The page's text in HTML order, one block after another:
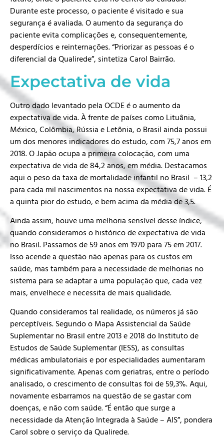
Durante este processo, o paciente é visitado e sua
segurança é avaliada. O aumento da segurança do
paciente evita complicações e, consequentemente,
desperdícios e reinternações. “Priorizar as pessoas é o
diferencial da Qualirede”, sintetiza Carol Bairrão.
Expectativa de vida
Outro dado levantado pela OCDE é o aumento da
expectativa de vida. À frente de países como Lituânia,
México, Colômbia, Rússia e Letônia, o Brasil ainda possui
um dos menores indicadores do estudo, com 75,7 anos em
2018. O Japão ocupa a primeira colocação, com uma
expectativa de vida de 84,2 anos, em média. Destacamos
aqui o peso da taxa de mortalidadeinfantil no Brasil – 13,2
para cada mil nascimentos na nossa expectativa de vida. É
a quinta pior do estudo, e bem acima da média de 3,5.
Ainda assim, houve uma melhoria sensível desse índice,
quando consideramos o histórico de expectativa de vida
no Brasil. Passamos de 59 anos em 1970 para 75 em 2017.
Isso acende a questão não apenas para os custos em
saúde, mas também para a necessidade de melhorias no
sistema para se adaptar a uma população que, cada vez
mais, envelhece e necessita de mais qualidade.
Quando consideramos tal realidade, os números já são
perceptíveis. Segundo o Mapa Assistencial da Saúde
Suplementar no Brasil entre 2013 e 2018 do Instituto de
Estudos de Saúde Suplementar (IESS), as consultas
médicas ambulatoriais e por especialidades aumentaram
significativamente. Apenas com geriatras, entre o período
analisado, o crescimento de consultas foi de 59,3%. Aqui,
novamente esbarramos na questão de se gastar com
doenças, e não com saúde. “É então que surge a
necessidade da Atenção Integrada à Saúde – AIS”, pondera
Carol sobre o serviço da Qualirede.